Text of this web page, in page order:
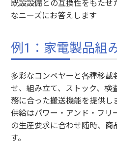
既設設備との互換性をもたせ
なニーズにお答えします
例1：家電製品組
多彩なコンベヤーと各種移載
せ、組み立て、ストック、検
務に合った搬送機能を提供し
供給はパワー・アンド・フリ
の生産要求に合わせ随時、商
す。